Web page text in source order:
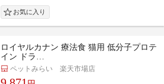
ロイヤルカナン 療法食 猫用 低分子プロテ
イン ドラ…
ペットみらい 楽天市場店